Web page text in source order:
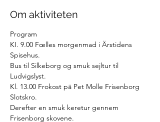
Om aktiviteten
Program
KI. 9.00 Fœlles morgenmad i Ärstidens
Spisehus.
Bus til Silkeborg og smuk sejltur til
Ludvigslyst.
Kl. 13.00 Frokost pä Pet Molle Frisenborg
Slotskro.
Derefter en smuk keretur gennem
Frisenborg skovene.